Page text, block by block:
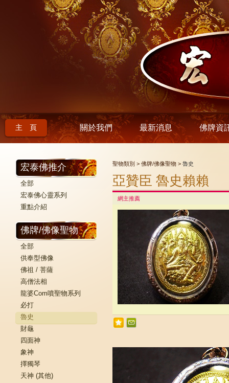
主 頁 關於我們 最新消息 佛牌資
宏泰佛推介
全部
宏泰佛心靈系列
重點介紹
佛牌/佛像聖物
全部
供奉型佛像
佛祖 / 菩薩
高僧法相
龍婆Com噴聖物系列
必打
魯史
財龜
四面神
象神
擇獨琴
天神 (其他)
聖物類別 > 佛牌/佛像聖物 > 魯史
亞贊臣 魯史賴賴
網主推薦